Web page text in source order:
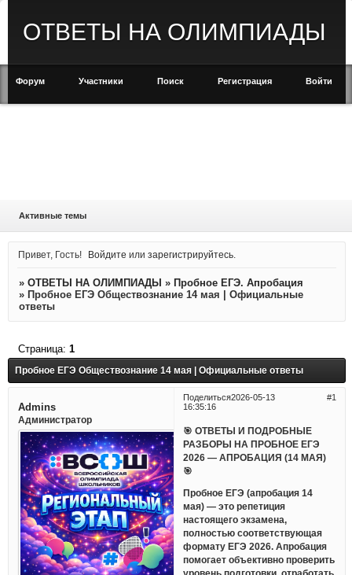
ОТВЕТЫ НА ОЛИМПИАДЫ
Форум Участники Поиск Регистрация Войти
Активные темы
Привет, Гость! Войдите илизарегистрируйтесь
» ОТВЕТЫ НА ОЛИМПИАДЫ » Пробное ЕГЭ. Апробация
» Пробное ЕГЭ Обществознание 14 мая | Официальные
ответы
Пробное ЕГЭ Обществознание 14 мая | Официальные ответы
Страница: 1
Поделиться 1
2026-05-13
16:35:16
Admins
Администратор
🎯 ОТВЕТЫ И ПОДРОБНЫЕ
РАЗБОРЫ НА ПРОБНОЕ ЕГЭ
2026 — АПРОБАЦИЯ (14 МАЯ)
🎯
Пробное ЕГЭ (апробация 14
мая) — это репетиция
настоящего экзамена,
полностью соответствующая
формату ЕГЭ 2026. Апробация
помогает объективно проверить